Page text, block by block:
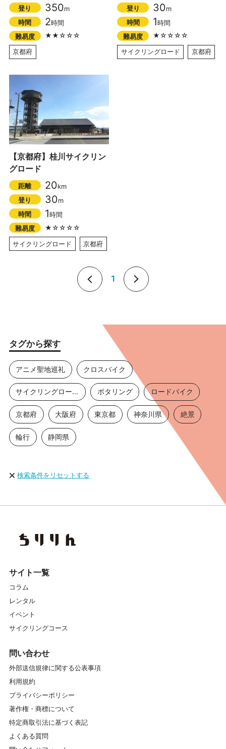
登り
350m
時間
2時間
難易度
★★☆☆☆
京都府
登り
30m
時間
1時間
難易度
★☆☆☆☆
サイクリングロード
京都府
【京都府】桂川サイクリン
グロード
距離 20km
登り
30m
時間
1時間
難易度
★☆☆☆☆
サイクリングロード
京都府
1
タグから探す
アニメ聖地巡礼 クロスバイク
サイクリングロード ポタリング ロードバイク
京都府 大阪府 東京都 神奈川県 絶景
輪行 静岡県
検索条件をリセットする
サイト一覧
コラム
レンタル
イベント
サイクリングコース
問い合わせ
外部送信規律に関する公表事項
利用規約
プライバシーポリシー
著作権・商標について
特定商取引法に基づく表記
よくある質問